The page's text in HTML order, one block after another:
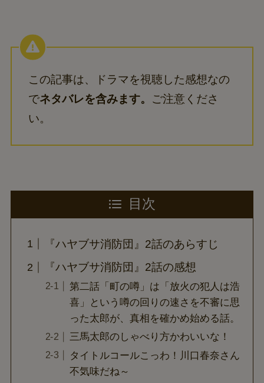
この記事は、ドラマを視聴した感想なの
でネタバレを含みます。 ご注意くださ
い。
目次
『ハヤブサ消防団』2話のあらすじ
『ハヤブサ消防団』2話の感想
第二話「町の噂」は「放火の犯人は浩
喜」という噂の回りの速さを不審に思
った太郎が、真相を確かめ始める話。
三馬太郎のしゃべり方かわいいな！
タイトルコールこっわ！川口春奈さん
不気味だね～